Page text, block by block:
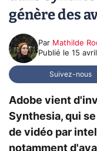
génère des
Par Mathilde
Publié le 15
Suivez-nous
Adobe vient
Synthesia, qui
de vidéo par
notamment